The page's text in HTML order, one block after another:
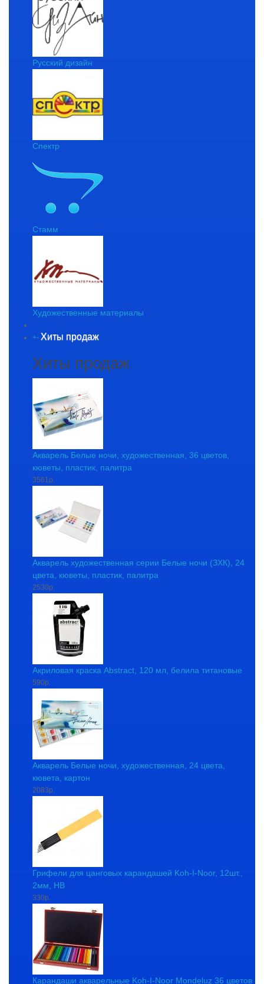
Русский дизайн
Спектр
Стамм
Художественные материалы
+- Хиты продаж
Хиты продаж
Акварель Белые ночи, художественная, 36 цветов,
кюветы, пластик, палитра
3561р.
Акварель художественная серии Белые ночи (ЗХК), 24
цвета, кюветы, пластик, палитра
2530р.
Акриловая краска Abstract, 120 мл, белила титановые
590р.
Акварель Белые ночи, художественная, 24 цвета,
кювета, картон
2083р.
Грифели для цанговых карандашей Koh-I-Noor, 12шт.,
2мм, HB
330р.
Карандаши акварельные Koh-I-Noor Mondeluz 36 цветов